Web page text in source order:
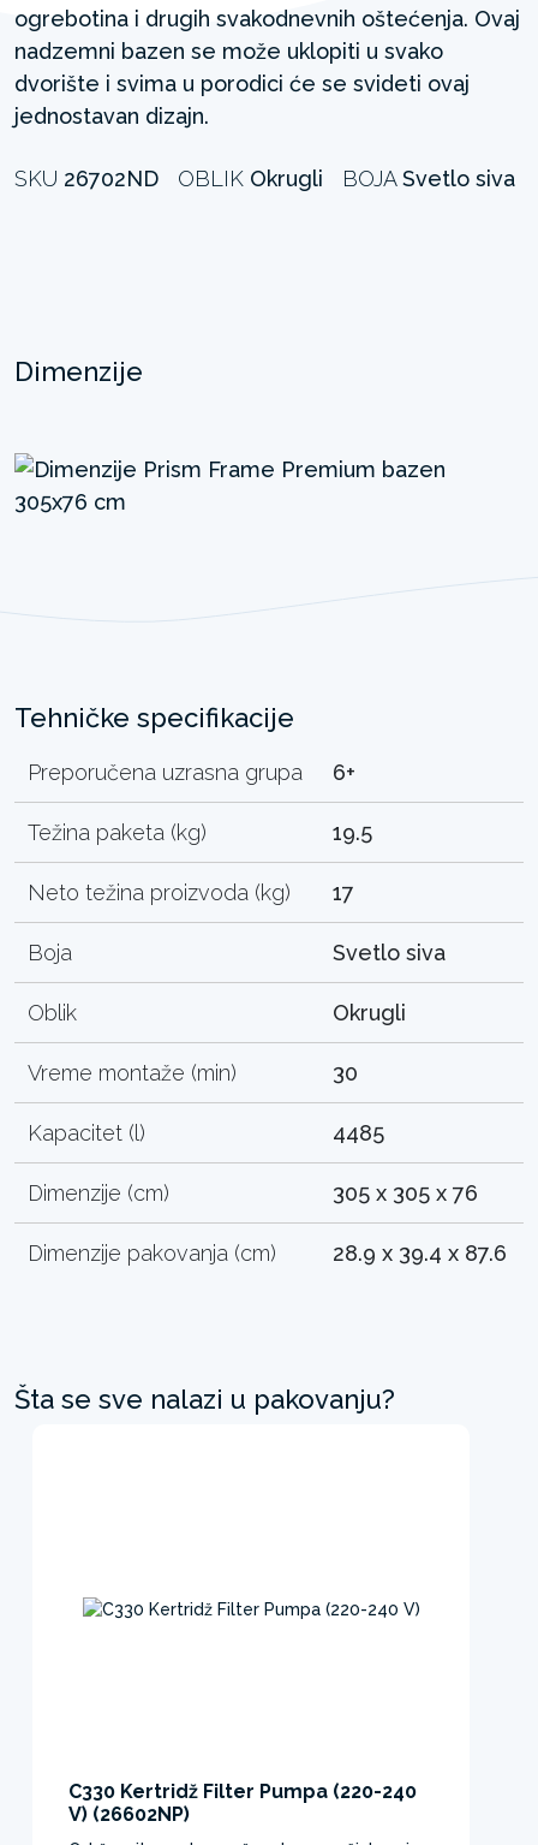
ogrebotina i drugih svakodnevnih oštećenja. Ovaj
nadzemni bazen se može uklopiti u svako
dvorište i svima u porodici će se svideti ovaj
jednostavan dizajn.
SKU 26702ND OBLIK Okrugli BOJASvetlo siva
Dimenzije
Tehničke specifikacije
Preporučena uzrasna grupa 6+
Težina paketa (kg) 19.5
Neto težina proizvoda (kg) 17
Boja Svetlo siva
Oblik Okrugli
Vreme montaže (min) 30
Kapacitet (l) 4485
Dimenzije (cm) 305 x 305 x 76
Dimenzije pakovanja (cm) 28.9 x 39.4 x 87.6
Šta se sve nalazi u pakovanju?
C330 Kertridž Filter Pumpa (220-240
V) (26602NP)